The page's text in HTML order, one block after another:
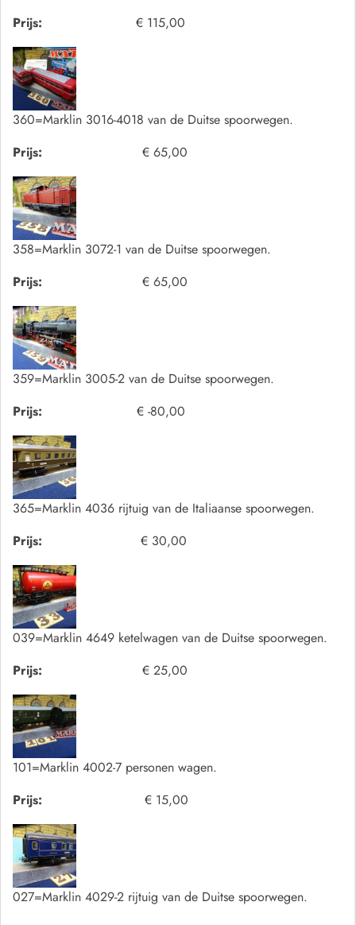
Prijs:
€ 115,00
360=Marklin 3016-4018 van de Duitse spoorwegen.
Prijs:
€ 65,00
358=Marklin 3072-1 van de Duitse spoorwegen.
Prijs:
€ 65,00
359=Marklin 3005-2 van de Duitse spoorwegen.
Prijs:
€ -80,00
365=Marklin 4036 rijtuig van de Italiaanse spoorwegen.
Prijs:
€ 30,00
039=Marklin 4649 ketelwagen van de Duitse spoorwegen.
Prijs:
€ 25,00
101=Marklin 4002-7 personen wagen.
Prijs:
€ 15,00
027=Marklin 4029-2 rijtuig van de Duitse spoorwegen.